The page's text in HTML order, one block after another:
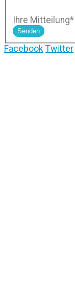
Ihre Mitteilung*
Senden
Facebook Twitter